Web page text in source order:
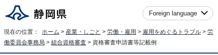
Foreign language
現在の位置： ホーム > 産業・しごと > 労働・雇用 > 雇用をめぐるトラブル > 労
働委員会事務局 > 組合資格審査 > 資格審査申請書等記載例